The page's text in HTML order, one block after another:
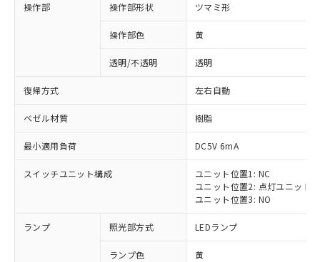
操作部 操作部形状 ツマミ形
操作部色 黄
透明/不透明 透明
復帰方式 左右自動
ベゼル材質 樹脂
最小適用負荷 DC5V 6mA
スイッチユニット構成
ユニット位置1: NC
ユニット位置2: 点灯ユニット
ユニット位置3: NO
ランプ 照光部方式 LEDランプ
ランプ色 黄